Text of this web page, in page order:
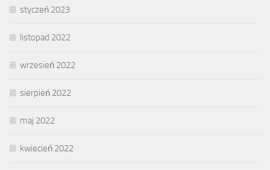
styczeń 2023
listopad 2022
wrzesień 2022
sierpień 2022
maj 2022
kwiecień 2022